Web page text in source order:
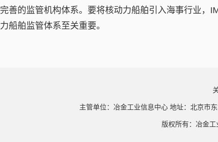
完善的监管机构体系。要将核动力船舶引入海事行业，
力船舶监管体系至关重要。
主管单位：冶金工业信息中心 地址：北京市
版权所有：冶金